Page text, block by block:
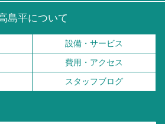
島平について
設備・サービス
費用・アクセス
スタッフブログ